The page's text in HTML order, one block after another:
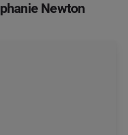
Newton